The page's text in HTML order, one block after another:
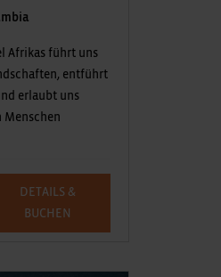
Afrikas führt uns
entführt
erlaubt uns
Menschen
DETAILS &
BUCHEN